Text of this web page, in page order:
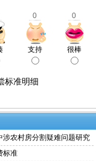
0 0
支持 很棒
标准明细
涉农村房分割疑难问题研究
标准